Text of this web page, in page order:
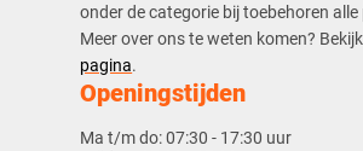
onder de categorie bij toebehoren
​​Meer over ons te weten komen?
pagina.
Openingstijden
Ma t/m do:07:30 - 17:30 uur